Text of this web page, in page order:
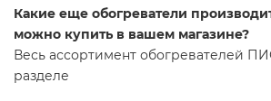
Какие еще обогреватели
можно купить в вашем магазине?
Весь ассортимент обогревателей
разделе